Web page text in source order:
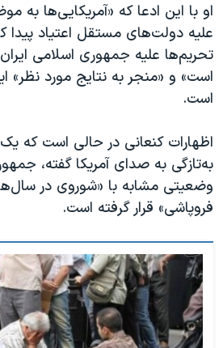
او با این ادعا که «آمریکایی‌ها به
علیه دولت‌های مستقل اعتیاد پیدا
تحریم‌ها علیه جمهوری اسلامی
است» و «منجر به نتایج مورد نظر»
است.
اظهارات کنعانی در حالی است که یک
به‌تازگی به صدای آمریکا گفته،
وضعیتی مشابه با «شوروی در
فروپاشی» قرار گرفته است.